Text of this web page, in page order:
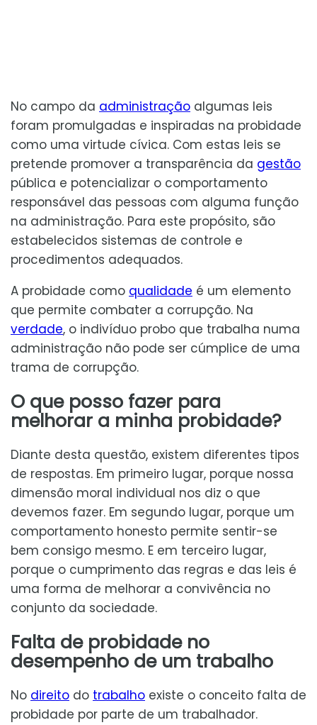
No campo da administração algumas leis
foram promulgadas e inspiradas na probidade
como uma virtude cívica. Com estas leis se
pretende promover a transparência da gestão
pública e potencializar o comportamento
responsável das pessoas com alguma função
na administração. Para este propósito, são
estabelecidos sistemas de controle e
procedimentos adequados.
A probidade como qualidade é um elemento
que permite combater a corrupção. Na
verdade, o indivíduo probo que trabalha numa
administração não pode ser cúmplice de uma
trama de corrupção.
O que posso fazer para
melhorar a minha probidade?
Diante desta questão, existem diferentes tipos
de respostas. Em primeiro lugar, porque nossa
dimensão moral individual nos diz o que
devemos fazer. Em segundo lugar, porque um
comportamento honesto permite sentir-se
bem consigo mesmo. E em terceiro lugar,
porque o cumprimento das regras e das leis é
uma forma de melhorar a convivência no
conjunto da sociedade.
Falta de probidade no
desempenho de um trabalho
No direito do trabalho existe o conceito falta de
probidade por parte de um trabalhador.